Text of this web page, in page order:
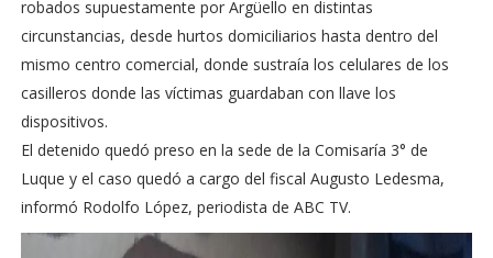
robados supuestamente por Argüello en distintas
circunstancias, desde hurtos domiciliarios hasta dentro del
mismo centro comercial, donde sustraía los celulares de los
casilleros donde las víctimas guardaban con llave los
dispositivos.
El detenido quedó preso en la sede de la Comisaría 3° de
Luque y el caso quedó a cargo del fiscal Augusto Ledesma,
informó Rodolfo López, periodista de ABC TV.